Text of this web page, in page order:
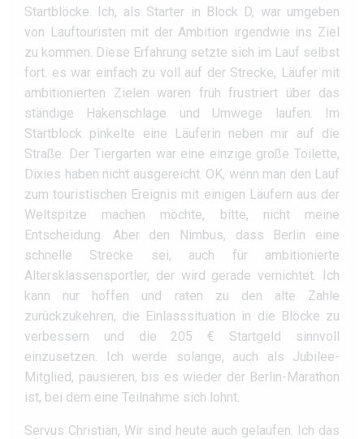
Startblöcke. Ich, als Starter in Block D, war umgeben
von Lauftouristen mit der Ambition irgendwie ins Ziel
zu kommen. Diese Erfahrung setzte sich im Lauf selbst
fort. es war einfach zu voll auf der Strecke, Läufer mit
ambitionierten Zielen waren früh frustriert über das
ständige Hakenschlage und Umwege laufen. Im
Startblock pinkelte eine Läuferin neben mir auf die
Straße. Der Tiergarten war eine einzige große Toilette,
Dixies haben nicht ausgereicht. OK, wenn man den Lauf
zum touristischen Ereignis mit einigen Läufern aus der
Weltspitze machen möchte, bitte, nicht meine
Entscheidung. Aber den Nimbus, dass Berlin eine
schnelle Strecke sei, auch für ambitionierte
Altersklassensportler, der wird gerade vernichtet. Ich
kann nur hoffen und raten zu den alte Zahle
zurückzukehren, die Einlasssituation in die Blöcke zu
verbessern und die 205 € Startgeld sinnvoll
einzusetzen. Ich werde solange, auch als Jubilee-
Mitglied, pausieren, bis es wieder der Berlin-Marathon
ist, bei dem eine Teilnahme sich lohnt.
Servus Christian, Wir sind heute auch gelaufen. Ich das